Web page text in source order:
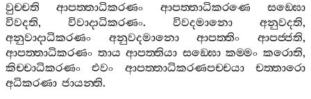
වුච‍්චති
ආපත‍්තාධිකරණං ආපත‍්තාධිකරණෙ
සඞ‍්ඝො
විවදති, විවාදාධිකරණං. විවදමානො අනුවදති,
අනුවාදාධිකරණං
අනුවදමානො ආපත‍්තිං ආපජ‍්ජති,
ආපත‍්තාධිකරණං තාය ආපත‍්තියා සඞ‍්ඝො කම‍්මං කරොති,
කිච‍්චාධිකරණං
එවං ආපත‍්තාධිකරණපච‍්චයා
චත‍්තාරො
අධිකරණා ජායන‍්ති.